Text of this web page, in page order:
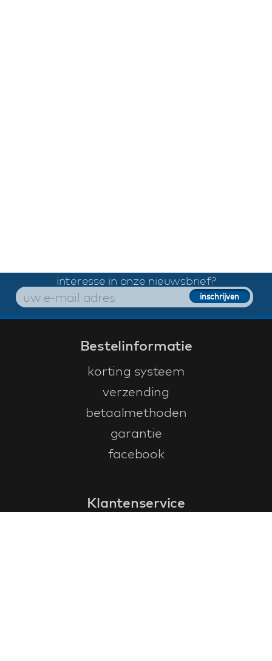
interesse in onze nieuwsbrief?
Bestelinformatie
korting systeem
verzending
betaalmethoden
garantie
facebook
Klantenservice